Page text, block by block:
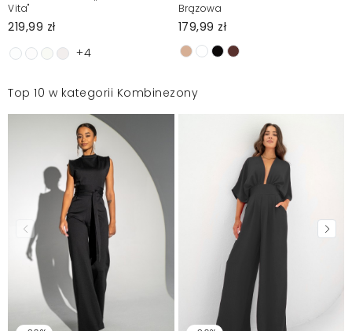
Vita"
219,99 zł
+4
Brązowa
179,99 zł
Top 10 w kategorii Kombinezony